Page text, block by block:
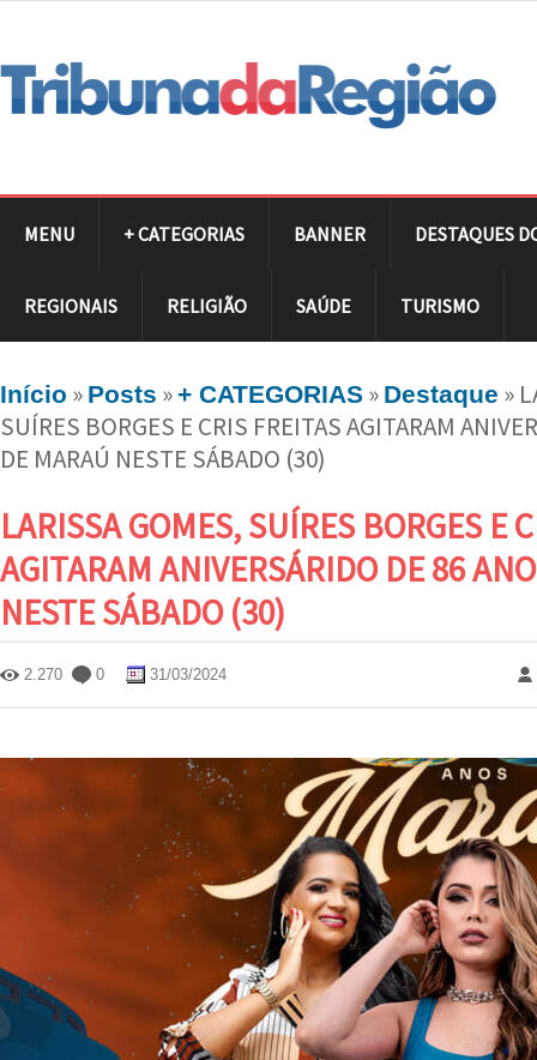
MENU + CATEGORIAS BANNER DESTAQUES
REGIONAIS RELIGIÃO SAÚDE TURISMO
Início » Posts »+ CATEGORIAS » Destaque »
SUÍRES BORGES E CRIS FREITAS AGITARAM
DE MARAÚ NESTE SÁBADO (30)
LARISSA GOMES, SUÍRES BORGES E
AGITARAM ANIVERSÁRIDO DE 86
NESTE SÁBADO (30)
2.270 0 31/03/2024